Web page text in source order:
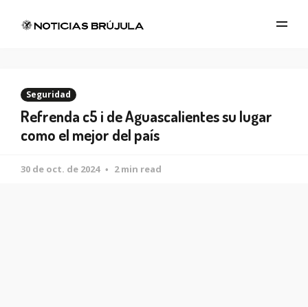
Seguridad
Refrenda c5 i de Aguascalientes su lugar
como el mejor del país
30 de oct. de 2024 2 min read